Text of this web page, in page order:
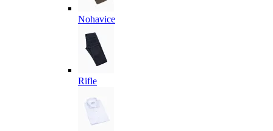
Nohavice
Rifle